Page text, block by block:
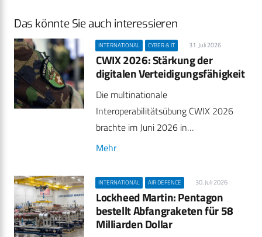
Das könnte Sie auch interessieren
INTERNATIONAL CYBER & IT 31. Juli 2026
CWIX 2026: Stärkung der
digitalen Verteidigungsfähigkeit
Die multinationale
Interoperabilitätsübung CWIX 2026
brachte im Juni 2026 in…
Mehr
INTERNATIONAL AIR DEFENCE 30. Juli 2026
Lockheed Martin: Pentagon
bestellt Abfangraketen für 58
Milliarden Dollar